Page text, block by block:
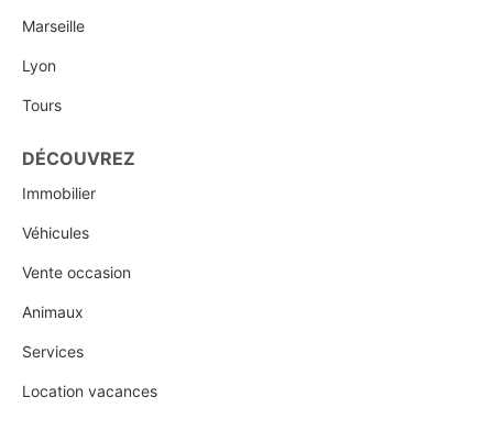
Marseille
Lyon
Tours
DÉCOUVREZ
Immobilier
Véhicules
Vente occasion
Animaux
Services
Location vacances